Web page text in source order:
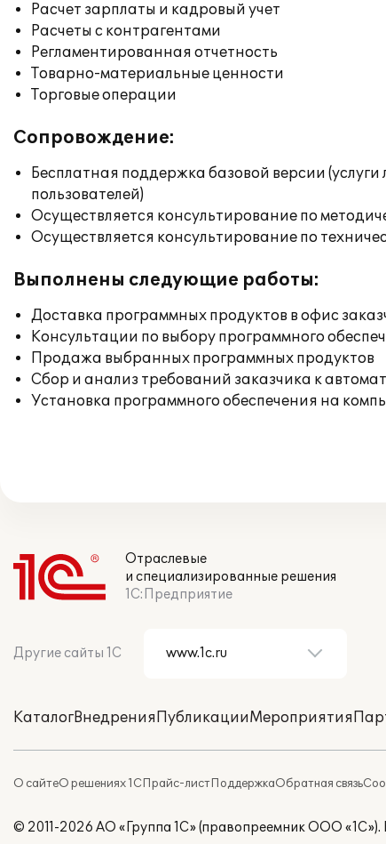
Расчет зарплаты и кадровый учет
Расчеты с контрагентами
Регламентированная отчетность
Товарно-материальные ценности
Торговые операции
Сопровождение:
Бесплатная поддержка базовой версии
пользователей)
Осуществляется консультирование по
Осуществляется консультирование по
Выполнены следующие работы:
Доставка программных продуктов в офис
Консультации по выбору программного
Продажа выбранных программных продуктов
Сбор и анализ требований заказчика к
Установка программного обеспечения на
Отраслевые
и специализированные решения
1С:Предприятие
Другие сайты 1С
КаталогВнедренияПубликацииМероприятия
О сайтеО решениях 1СПрайс-листПоддержкаОбратная связь
© 2011-2026 АО «Группа 1С» (правопреемник ООО